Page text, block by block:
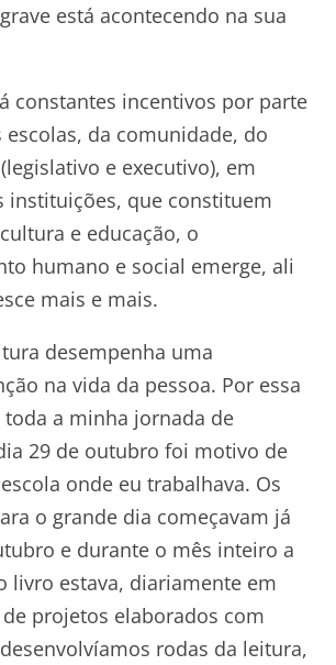
está acontecendo na sua
constantes incentivos por parte
da comunidade, do
e executivo), em
instituições, que constituem
e educação, o
humano e social emerge, ali
mais e mais.
desempenha uma
na vida da pessoa. Por essa
toda a minha jornada de
29 de outubro foi motivo de
onde eu trabalhava. Os
o grande dia começavam já
e durante o mês inteiro a
livro estava, diariamente em
projetos elaborados com
rodas da leitura,